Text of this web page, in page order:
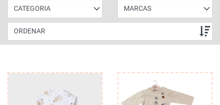
CATEGORIA MARCAS
ORDENAR